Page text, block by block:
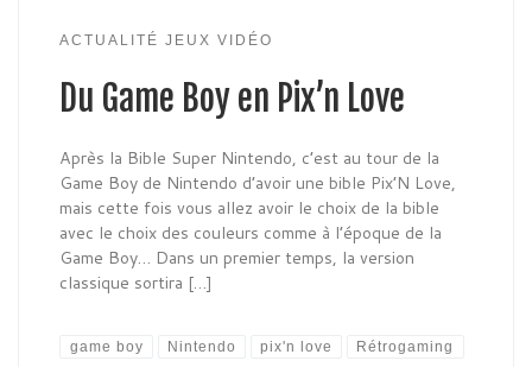
ACTUALITÉ JEUX VIDÉO
Du Game Boy en Pix’n Love
Après la Bible Super Nintendo, c’est au tour de la
Game Boy de Nintendo d’avoir une bible Pix’N Love,
mais cette fois vous allez avoir le choix de la bible
avec le choix des couleurs comme à l’époque de la
Game Boy… Dans un premier temps, la version
classique sortira […]
game boy Nintendo pix'n love Rétrogaming